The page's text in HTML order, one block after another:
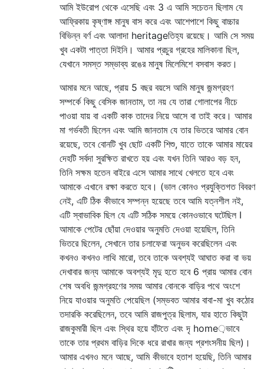
আমি ইউরোপ থেকে এসেছি এবং 3 এ আমি সচেতন ছিলাম যে
আফ্রিকায় কৃষ্ণাঙ্গ মানুষ বাস করে এবং আশেপাশে কিছু বাচ্চার
বিভিন্ন বর্ণ এবং আলাদা heritageতিহ্য রয়েছে। আমি সে সময়
খুব একটা পাত্তা দিইনি। আমার প্রচুর গ্রহের মালিকানা ছিল,
যেখানে সমস্ত সম্ভাব্য রঙের মানুষ মিলেমিশে বসবাস করত।
আমার মনে আছে, প্রায় 5 বছর বয়সে আমি মানুষ জন্মগ্রহণ
সম্পর্কে কিছু বেসিক জানতাম, তা নয় যে তারা গোলাপের নীচে
পাওয়া যায় বা একটি কাক তাদের নিয়ে আসে বা তাই করে। আমার
মা গর্ভবতী ছিলেন এবং আমি জানতাম যে তার ভিতরে আমার বোন
রয়েছে, তবে বোনটি খুব ছোট একটি শিশু, যাতে তাকে আমার মায়ের
দেহটি সর্বদা সুরক্ষিত রাখতে হয় এবং যখন তিনি আরও বড় হন,
তিনি সক্ষম হতেন বাইরে এসে আমার সাথে খেলতে হবে এবং
আমাকে এখানে রক্ষা করতে হবে। (ভাল কোনও প্রযুক্তিগত বিবরণ
নেই, এটি ঠিক কীভাবে সম্পন্ন হয়েছে তবে আমি যত্নশীল নই,
এটি স্বাভাবিক ছিল যে এটি সঠিক সময়ে কোনওভাবে ঘটেছিল I
আমাকে পেটের ছোঁয়া দেওয়ার অনুমতি দেওয়া হয়েছিল, তিনি
ভিতরে ছিলেন, সেখানে তার চলাফেরা অনুভব করেছিলেন এবং
কখনও কখনও লাথি মারো, তবে তাকে অবশ্যই আঘাত করা বা ভয়
দেখাবার জন্য আমাকে অবশ্যই মৃদু হতে হবে 6 প্রায় আমার বোন
শেষ অবধি জন্মগ্রহণের সময় আমার বোনকে বাড়ির পথে অংশে
নিয়ে যাওয়ার অনুমতি পেয়েছিল (সম্ভবত আমার বাবা-মা খুব কঠোর
তদারকি করেছিলেন, তবে আমি রাজপুত্র ছিলাম, যার হাতে কিছুটা
রাজকুমারী ছিল এবং স্থির হয়ে হাঁটতে এবং দৃ home়ভাবে
তাকে তার প্রথম বাড়ির দিকে ধরে রাখার জন্য প্রশংসনীয় ছিল)।
আমার এখনও মনে আছে, আমি কীভাবে হতাশ হয়েছি, তিনি আমার